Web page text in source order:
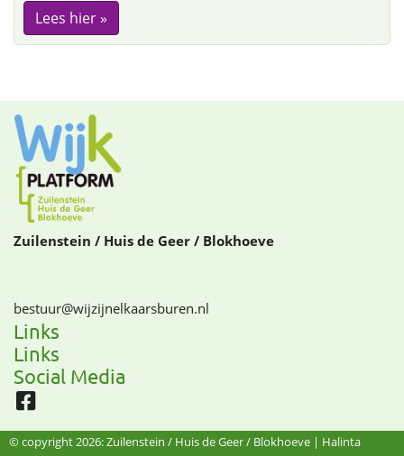
Lees hier »
Zuilenstein / Huis de Geer / Blokhoeve
bestuur@­wijzijnelkaarsburen.nl
Links
Links
Social Media
© copyright 2026: Zuilenstein / Huis de Geer / Blokhoeve | Halinta